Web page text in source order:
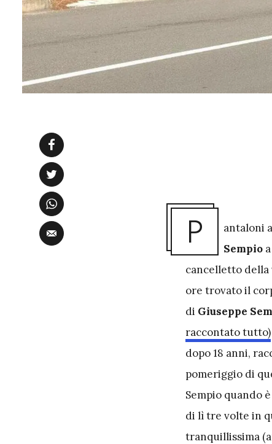
P antaloni
Sempio
cancelletto della
ore trovato il
di Giuseppe
raccontato tutto)
dopo 18 anni,
pomeriggio di
Sempio quando
di lì tre volte in
tranquillissima